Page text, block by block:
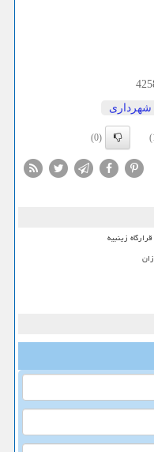
شهرداری
(0)